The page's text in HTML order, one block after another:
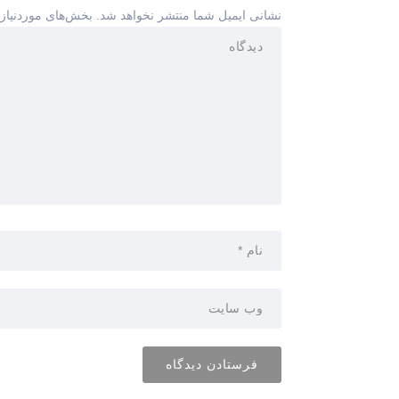
نشانی ایمیل شما منتشر نخواهد شد. بخش‌های